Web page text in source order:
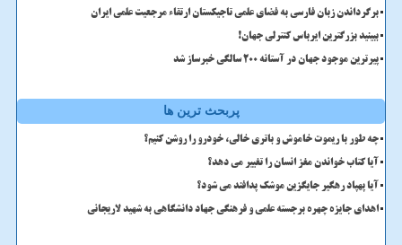
برگرداندن زبان فارسی به فضای علمی تاجیکستان ارتقاء مرجعیت علمی ایران
ببینید بزرگترین ایرباس کنترلی جهان!
پیرترین موجود جهان در آستانه ۲۰۰ سالگی خبرساز شد
پربحث ترین ها
چه طور با ریموت خاموش و باتری خالی، خودرو را روشن کنیم؟
آیا کتاب خواندن مغز انسان را تغییر می دهد؟
آیا پهپاد رهگیر جایگزین موشک پدافند می شود؟
اهدای جایزه چهره برجسته علمی و فرهنگی جهاد دانشگاهی به شهید لاریجانی